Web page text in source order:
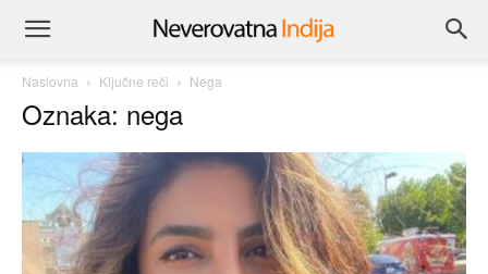
Naslovna Ključne reči Nega
Oznaka: nega